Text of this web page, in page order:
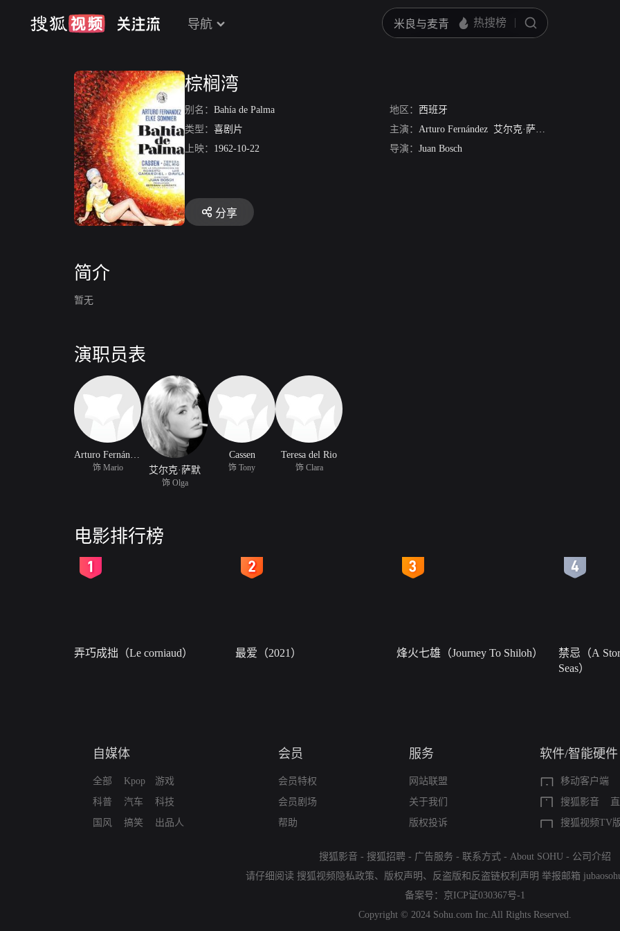
导航
棕榈湾
别名： Bahía de Palma 地区： 西班牙
类型： 喜剧片 主演： Arturo Fernández 艾尔克·萨默
上映： 1962-10-22 导演： Juan Bosch
分享
简介
暂无
演职员表
Arturo Fernández
饰 Mario 艾尔克·萨默
饰 Olga
Cassen
饰 Tony
Teresa del Rio
饰 Clara
电影排行榜
弄巧成拙（Le corniaud） 最爱（2021） 烽火七雄（Journey To Shiloh）
禁忌（A
Seas）
自媒体
全部
科普
国风
Kpop
汽车
搞笑
游戏
科技
出品人
会员
会员特权
会员剧场
帮助
服务
网站联盟
关于我们
版权投诉
软件/智能硬件
移动客户端
搜狐影音
搜狐视频TV
搜狐影音 - 搜狐招聘 - 广告服务 - 联系方式 - About SOHU - 公司介绍
请仔细阅读 搜狐视频隐私政策、 版权声明 、 反盗版和反盗链权利声明 举报邮箱
备案号： 京ICP证030367号-1
Copyright © 2024 Sohu.com Inc.All Rights Reserved.